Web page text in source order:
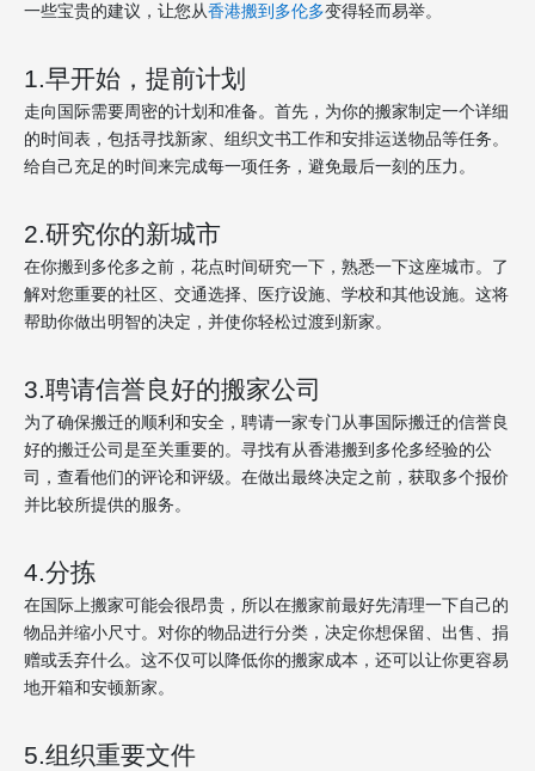
一些宝贵的建议，让您从香港搬到多伦多变得轻而易举。
1.早开始，提前计划
走向国际需要周密的计划和准备。首先，为你的搬家制定一个详细
的时间表，包括寻找新家、组织文书工作和安排运送物品等任务。
给自己充足的时间来完成每一项任务，避免最后一刻的压力。
2.研究你的新城市
在你搬到多伦多之前，花点时间研究一下，熟悉一下这座城市。了
解对您重要的社区、交通选择、医疗设施、学校和其他设施。这将
帮助你做出明智的决定，并使你轻松过渡到新家。
3.聘请信誉良好的搬家公司
为了确保搬迁的顺利和安全，聘请一家专门从事国际搬迁的信誉良
好的搬迁公司是至关重要的。寻找有从香港搬到多伦多经验的公
司，查看他们的评论和评级。在做出最终决定之前，获取多个报价
并比较所提供的服务。
4.分拣
在国际上搬家可能会很昂贵，所以在搬家前最好先清理一下自己的
物品并缩小尺寸。对你的物品进行分类，决定你想保留、出售、捐
赠或丢弃什么。这不仅可以降低你的搬家成本，还可以让你更容易
地开箱和安顿新家。
5.组织重要文件